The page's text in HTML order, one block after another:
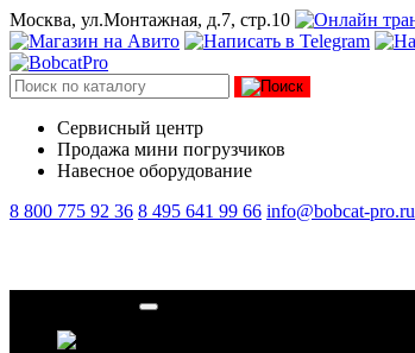
Москва, ул.Монтажная, д.7, стр.10
Сервисный центр
Продажа мини погрузчиков
Навесное оборудование
8 800 775 92 36 8 495 641 99 66 info@bobcat-pro.ru